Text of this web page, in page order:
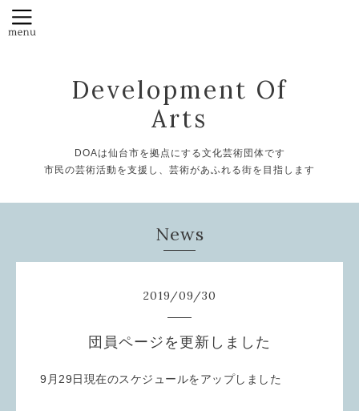
Development Of
Arts
DOAは仙台市を拠点にする文化芸術団体です
市民の芸術活動を支援し、芸術があふれる街を目指します
News
2019/09/30
団員ページを更新しました
9月29日現在のスケジュールをアップしました